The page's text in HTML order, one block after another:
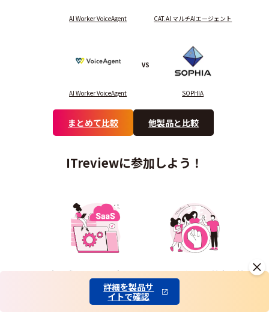
AI Worker VoiceAgent CAT.AI マルチAIエージェント
AI Worker VoiceAgent
VS
SOPHIA
まとめて比較 他製品と比較
詳細を製品サ
イトで確認
ITreviewに参加しよう！
会員登録でもっと便利に レビューを通じて社会貢献